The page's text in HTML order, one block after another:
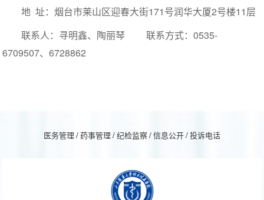
地 址：烟台市莱山区迎春大街171号润华大厦2号楼11层
联系人：寻明鑫、陶丽琴 联系方式：0535-
6709507、6728862
医务管理 /药事管理 /纪检监察/信息公开/投诉电话